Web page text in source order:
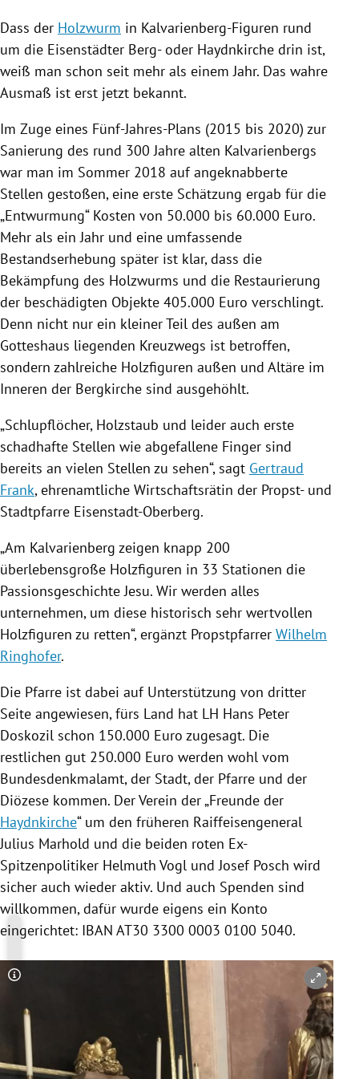
Dass der Holzwurm in Kalvarienberg-Figuren rund
um die Eisenstädter Berg- oder Haydnkirche drin ist,
weiß man schon seit mehr als einem Jahr. Das wahre
Ausmaß ist erst jetzt bekannt.
Im Zuge eines Fünf-Jahres-Plans (2015 bis 2020) zur
Sanierung des rund 300 Jahre alten Kalvarienbergs
war man im Sommer 2018 auf angeknabberte
Stellen gestoßen, eine erste Schätzung ergab für die
„Entwurmung“ Kosten von 50.000 bis 60.000 Euro.
Mehr als ein Jahr und eine umfassende
Bestandserhebung später ist klar, dass die
Bekämpfung des Holzwurms und die Restaurierung
der beschädigten Objekte 405.000 Euro verschlingt.
Denn nicht nur ein kleiner Teil des außen am
Gotteshaus liegenden Kreuzwegs ist betroffen,
sondern zahlreiche Holzfiguren außen und Altäre im
Inneren der Bergkirche sind ausgehöhlt.
„Schlupflöcher, Holzstaub und leider auch erste
schadhafte Stellen wie abgefallene Finger sind
bereits an vielen Stellen zu sehen“, sagt Gertraud
Frank, ehrenamtliche Wirtschaftsrätin der Propst- und
Stadtpfarre Eisenstadt-Oberberg.
„Am Kalvarienberg zeigen knapp 200
überlebensgroße Holzfiguren in 33 Stationen die
Passionsgeschichte Jesu. Wir werden alles
unternehmen, um diese historisch sehr wertvollen
Holzfiguren zu retten“, ergänzt Propstpfarrer Wilhelm
Ringhofer.
Die Pfarre ist dabei auf Unterstützung von dritter
Seite angewiesen, fürs Land hat LH Hans Peter
Doskozil schon 150.000 Euro zugesagt. Die
restlichen gut 250.000 Euro werden wohl vom
Bundesdenkmalamt, der Stadt, der Pfarre und der
Diözese kommen. Der Verein der „Freunde der
Haydnkirche“ um den früheren Raiffeisengeneral
Julius Marhold und die beiden roten Ex-
Spitzenpolitiker Helmuth Vogl undJosef Posch wird
sicher auch wieder aktiv. Und auch Spenden sind
willkommen, dafür wurde eigens ein Konto
eingerichtet: IBAN AT30 3300 0003 0100 5040.
Copyright-Hinweis öffnen/schließen